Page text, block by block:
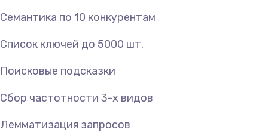
Семантика по 10 конкурентам
Список ключей до 5000 шт.
Поисковые подсказки
Сбор частотности 3-х видов
Лемматизация запросов